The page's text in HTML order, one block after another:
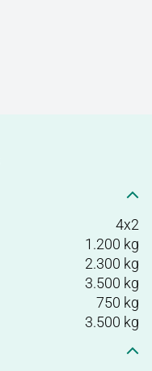
4x2
1.200 kg
2.300 kg
3.500 kg
750 kg
3.500 kg